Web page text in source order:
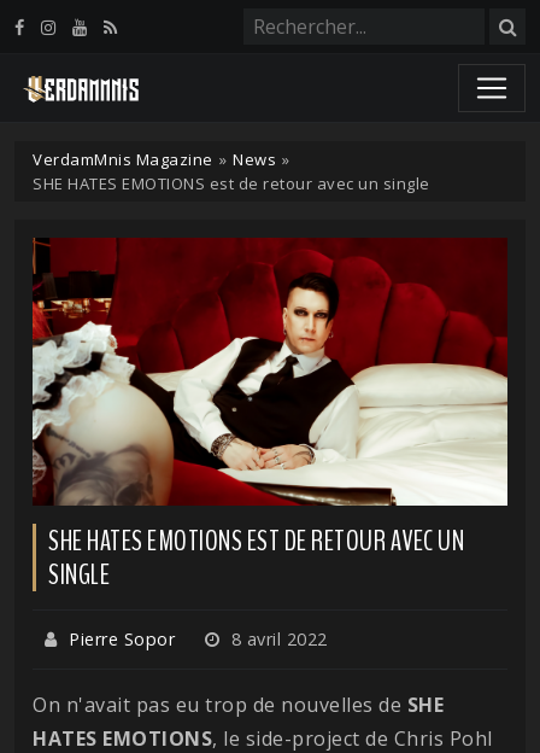
VerdamMnis Magazine » News »
SHE HATES EMOTIONS est de retour avec un single
SHE HATES EMOTIONS EST DE RETOUR AVEC UN
SINGLE
Pierre Sopor 8 avril 2022
On n'avait pas eu trop de nouvelles de SHE
HATES EMOTIONS, le side-project de Chris Pohl
Panneau de gestion des cookies